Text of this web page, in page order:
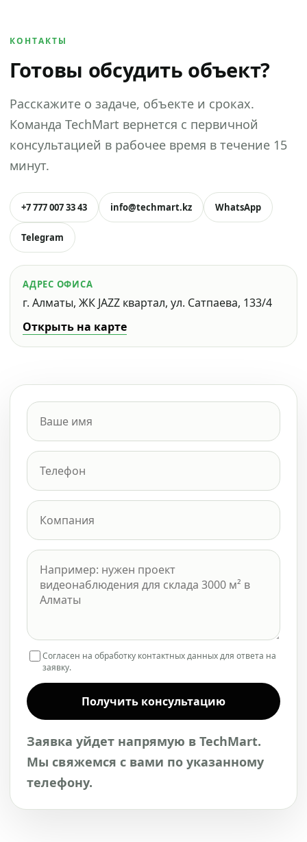
КОНТАКТЫ
Готовы обсудить объект?
Расскажите о задаче, объекте и сроках.
Команда TechMart вернется с первичной
консультацией в рабочее время в течение 15
минут.
+7 777 007 33 43 info@techmart.kz WhatsApp
Telegram
АДРЕС ОФИСА
г. Алматы, ЖК JAZZ квартал, ул. Сатпаева, 133/4
Открыть на карте
Согласен на обработку контактных данных для ответа на
заявку.
Получить консультацию
Заявка уйдет напрямую в TechMart.
Мы свяжемся с вами по указанному
телефону.